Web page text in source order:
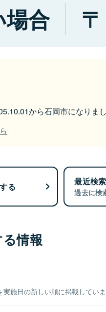
合
から石岡市になりま
る 最近検
過去に検
情報
施日の新しい順に掲載していま